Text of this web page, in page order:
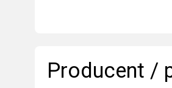
Producent /